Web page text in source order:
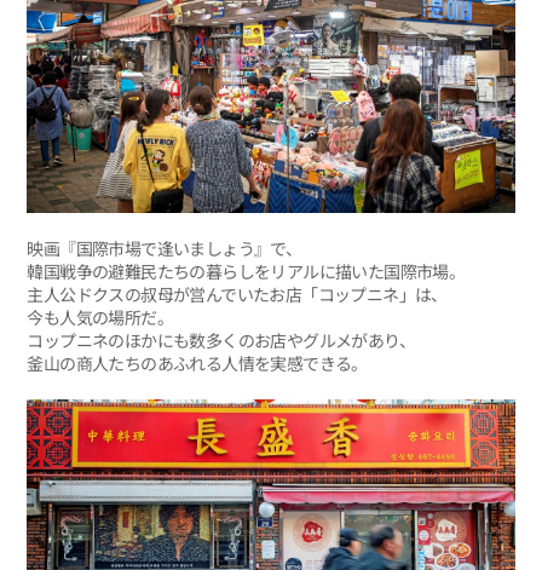
映画『国際市場で逢いましょう』で、
韓国戦争の避難民たちの暮らしをリアルに描いた国際市場。
主人公ドクスの叔母が営んでいたお店「コップニネ」は、
今も人気の場所だ。
コップニネのほかにも数多くのお店やグルメがあり、
釜山の商人たちのあふれる人情を実感できる。